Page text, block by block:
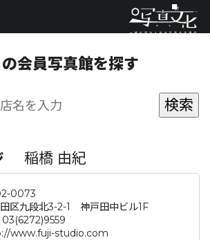
会員写真館を探す
稲橋 由紀
0073
区九段北3-2-1 神戸田中ビル1F
www.fuji-studio.com